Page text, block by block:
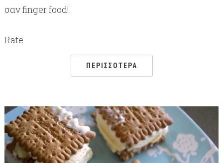
σαν finger food!
Rate
ΠΕΡΙΣΣΌΤΕΡΑ